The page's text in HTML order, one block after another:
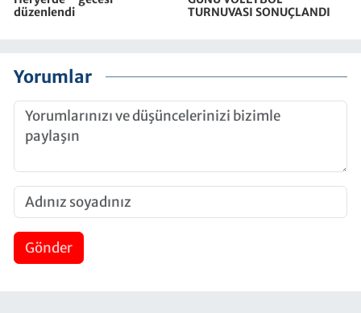
düzenlendi
TURNUVASI SONUÇLANDI
Yorumlar
Gönder